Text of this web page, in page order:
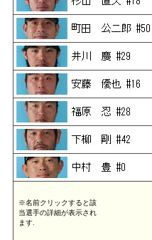
※名前クリックすると該
当選手の詳細が表示され
ます.